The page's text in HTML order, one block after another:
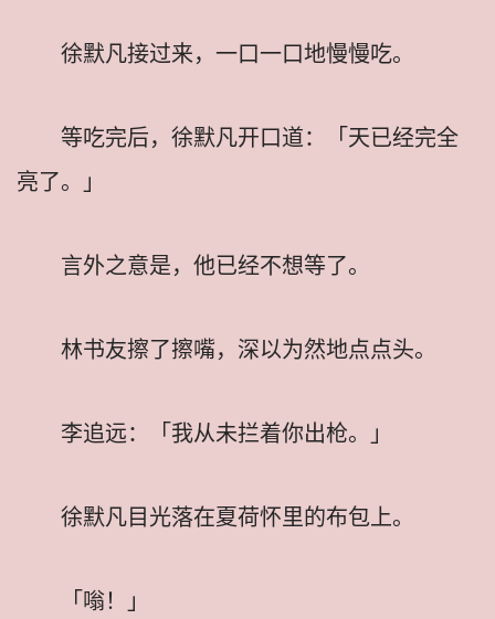
徐默凡接过来，一口一口地慢慢吃。
等吃完后，徐默凡开口道：「天已经完全
亮了。」
言外之意是，他已经不想等了。
林书友擦了擦嘴，深以为然地点点头。
李追远：「我从未拦着你出枪。」
徐默凡目光落在夏荷怀里的布包上。
「嗡！」